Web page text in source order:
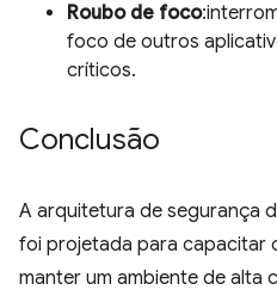
Roubo de foco
foco de outros
críticos.
Conclusão
A arquitetura de segurança
foi projetada para capacitar
manter um ambiente de alta